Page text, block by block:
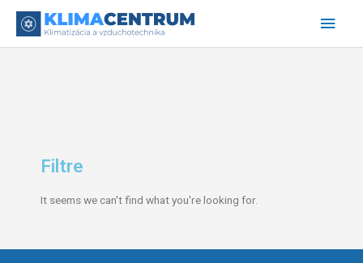
Filtre
It seems we can't find what you're looking for.